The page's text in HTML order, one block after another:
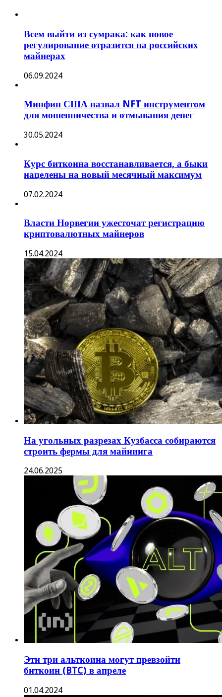
Всем выйти из сумрака: как новое
регулирование отразится на российских
майнерах
06.09.2024
Минфин США назвал NFT инструментом
для мошенничества и отмывания денег
30.05.2024
Курс биткоина восстанавливается, а быки
нацелены на новый месячный максимум
07.02.2024
Власти Норвегии ужесточат регистрацию
криптовалютных майнеров
15.04.2024
На угольных разрезах Кузбасса собираются
строить фермы для майнинга
24.06.2025
Эти три альткоина могут превзойти
биткоин (BTC) в апреле
01.04.2024